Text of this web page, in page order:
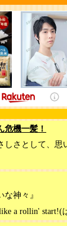
危機一髪！
しさとして、思
な神々』
a rollin' start!(